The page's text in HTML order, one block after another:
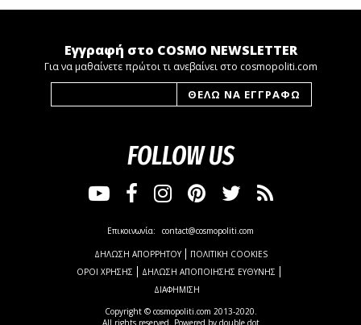
Εγγραφή στο COSMO NEWSLETTER
Για να μαθαίνετε πρώτοι τι ανεβαίνει στο cosmopoliti.com
FOLLOW US
Copyright © cosmopoliti.com 2013-2020.
All rights reserved. Powered by double dot
Επικοινωνία: contact@cosmopoliti.com
ΔΗΛΩΣΗ ΑΠΟΡΡΗΤΟΥ
ΠΟΛΙΤΙΚΗ COOKIES
ΟΡΟΙ ΧΡΗΣΗΣ
ΔΗΛΩΣΗ ΑΠΟΠΟΙΗΣΗΣ ΕΥΘΥΝΗΣ
ΔΙΑΦΗΜΙΣΗ